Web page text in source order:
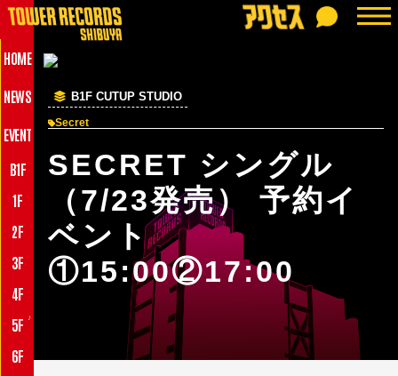
HOME
NEWS
EVENT
B1F
1F
2F
3F
4F
5F
♪
6F
B1F CUTUP STUDIO
Secret
SECRET シングル
（7/23発売） 予約イ
ベント
①15:00②17:00